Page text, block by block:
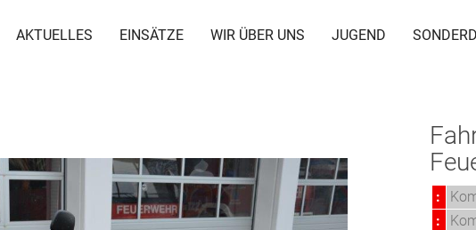
AKTUELLES EINSÄTZE WIR ÜBER UNS JUGEND
:
: